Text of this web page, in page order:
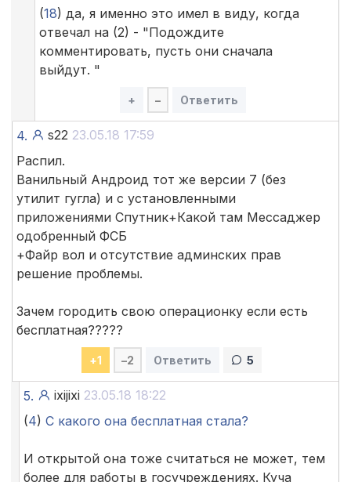
(18) да, я именно это имел в виду, когда
отвечал на (2) - "Подождите
комментировать, пусть они сначала
выйдут. "
+ – Ответить
4. s22 23.05.18 17:59
Распил.
Ванильный Андроид тот же версии 7 (без
утилит гугла) и с установленными
приложениями Спутник+Какой там Мессаджер
одобренный ФСБ
+Файр вол и отсутствие админских прав
решение проблемы.
Зачем городить свою операционку если есть
бесплатная?????
+1 –2 Ответить 5
5. ixijixi 23.05.18 18:22
(4) С какого она бесплатная стала?
И открытой она тоже считаться не может, тем
более для работы в госучреждениях. Куча